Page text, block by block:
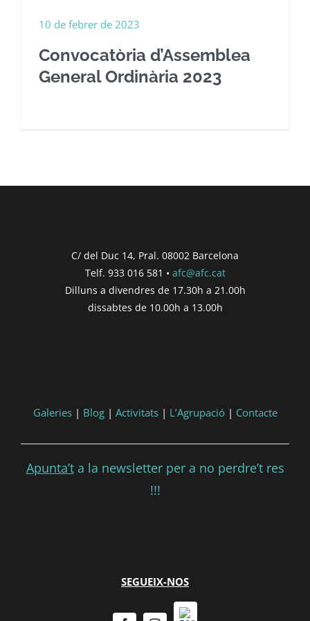
Convocatòria d’Assemblea
General Ordinària 2023
10 de febrer de 2023
C/ del Duc 14, Pral. 08002 Barcelona
Telf. 933 016 581 • afc@afc.cat
Dilluns a divendres de 17.30h a 21.00h
dissabtes de 10.00h a 13.00h
Galeries| Blog| Activitats| L’Agrupació| Contacte
Apunta’ta la newsletter per a no perdre’t res
!!!
SEGUEIX-NOS